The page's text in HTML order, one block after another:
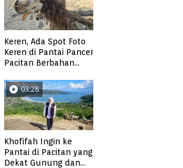
Keren, Ada Spot Foto
Keren di Pantai Pancer
Pacitan Berbahan
03:28
Khofifah Ingin ke
Pantai di Pacitan yang
Dekat Gunung dan